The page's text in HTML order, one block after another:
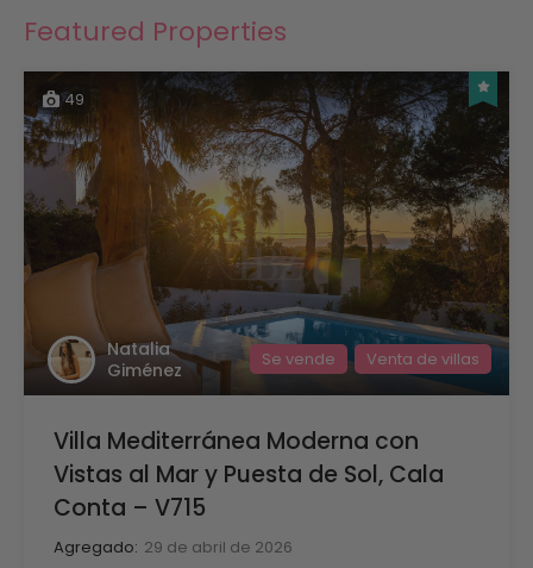
Featured Properties
49
Natalia
Giménez
Se vende Venta de villas
Villa Mediterránea Moderna con
Vistas al Mar y Puesta de Sol, Cala
Conta – V715
Agregado: 29 de abril de 2026